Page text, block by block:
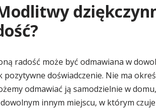
radość może być odmawiana w
doświadczenie. Nie ma
odmawiać ją samodzielnie w
innym miejscu, w którym